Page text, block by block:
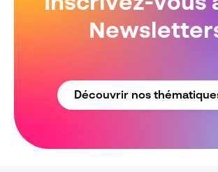
Découvrir nos